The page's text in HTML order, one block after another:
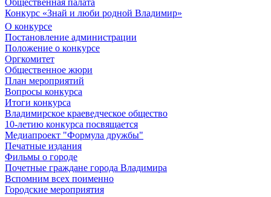
Общественная палата
Конкурс «Знай и люби родной Владимир»
О конкурсе
Постановление администрации
Положение о конкурсе
Оргкомитет
Общественное жюри
План мероприятий
Вопросы конкурса
Итоги конкурса
Владимирское краеведческое общество
10-летию конкурса посвящается
Медиапроект "Формула дружбы"
Печатные издания
Фильмы о городе
Почетные граждане города Владимира
Вспомним всех поименно
Городские мероприятия